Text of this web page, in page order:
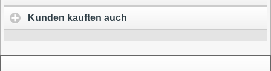
Kunden kauften auch